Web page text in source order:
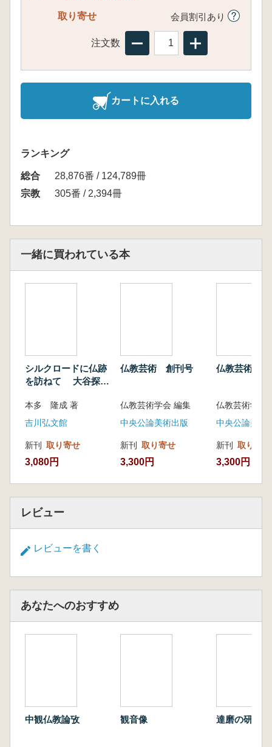
取り寄せ 会員割引あり
注文数
カートに入れる
ランキング
総合
28,876番 / 124,789冊
宗教
305番 / 2,394冊
一緒に買われている本
シルクロードに仏跡
を訪ねて 大谷探検
本多 隆成 著
吉川弘文館
新刊 取り寄せ
3,080円
仏教芸術 創刊号
仏教芸術学会 編集
中央公論美術出版
新刊 取り寄せ
3,300円
仏教芸術 第
仏教芸術学会
中央公論美術
新刊 取り寄せ
3,300円
レビュー
レビューを書く
あなたへのおすすめ
中観仏教論攷 観音像 達磨の研究